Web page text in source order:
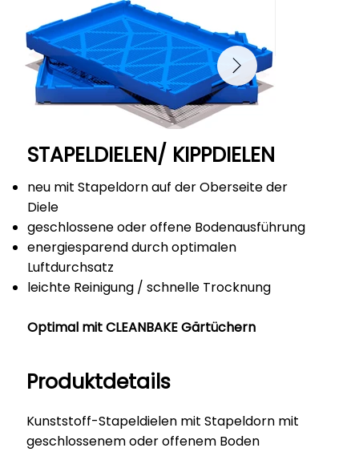
STAPELDIELEN/ KIPPDIELEN
neu mit Stapeldorn auf der Oberseite der
Diele
geschlossene oder offene Bodenausführung
energiesparend durch optimalen
Luftdurchsatz
leichte Reinigung / schnelle Trocknung
Optimal mit CLEANBAKE Gärtüchern
Produktdetails
Kunststoff-Stapeldielen mit Stapeldorn mit
geschlossenem oder offenem Boden